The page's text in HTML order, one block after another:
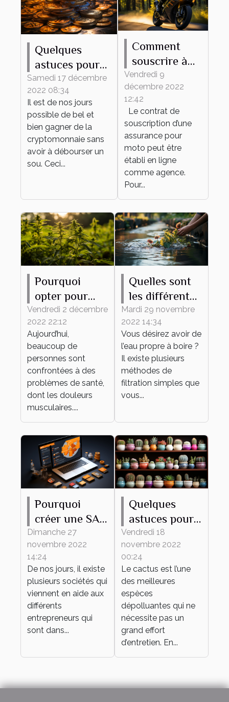
Quelques
astuces pour
trouver les
meilleurs jeux
de
cryptomonnaie
Samedi 17 décembre
2022 08:34
Il est de nos jours
possible de bel et
bien gagner de la
cryptomonnaie sans
avoir à débourser un
sou. Ceci...
Comment
souscrire à
une
assurance
moto en
ligne?
Vendredi 9
décembre 2022
12:42
Le contrat de
souscription d’une
assurance pour
moto peut être
établi en ligne
comme agence.
Pour...
Pourquoi
opter pour
l’utilisation de
l’huile de
CBD ?
Vendredi 2 décembre
2022 22:12
Aujourd’hui,
beaucoup de
personnes sont
confrontées à des
problèmes de santé,
dont les douleurs
musculaires....
Quelles sont
les différentes
méthodes
pour avoir de
l’eau propre ?
Mardi 29 novembre
2022 14:34
Vous désirez avoir de
l’eau propre à boire ?
Il existe plusieurs
méthodes de
filtration simples que
vous...
Pourquoi
créer une SAS
en ligne ?
Dimanche 27
novembre 2022
14:24
De nos jours, il existe
plusieurs sociétés qui
viennent en aide aux
différents
entrepreneurs qui
sont dans...
Quelques
astuces pour
bien
entretenir son
mini cactus
Vendredi 18
novembre 2022
00:24
Le cactus est l’une
des meilleures
espèces
dépolluantes qui ne
nécessite pas un
grand effort
d’entretien. En...